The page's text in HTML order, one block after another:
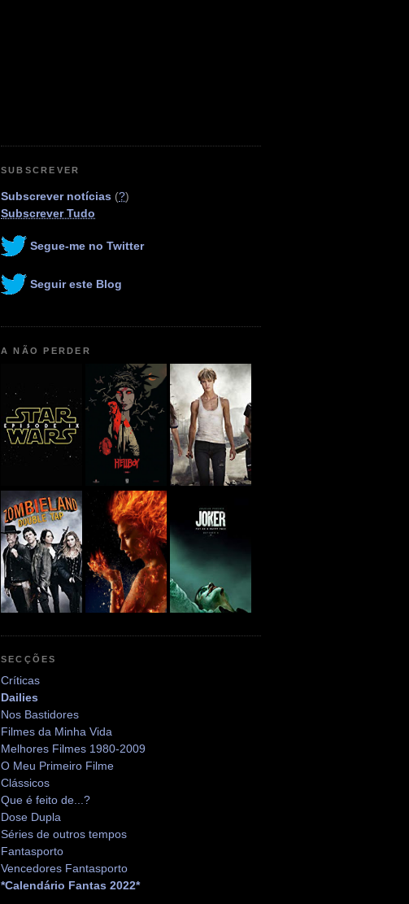
SUBSCREVER
Subscrever notícias (?)
Subscrever Tudo
Segue-me no Twitter
Seguir este Blog
A NÃO PERDER
SECÇÕES
Críticas
Dailies
Nos Bastidores
Filmes da Minha Vida
Melhores Filmes 1980-2009
O Meu Primeiro Filme
Clássicos
Que é feito de...?
Dose Dupla
Séries de outros tempos
Fantasporto
Vencedores Fantasporto
*Calendário Fantas 2022*